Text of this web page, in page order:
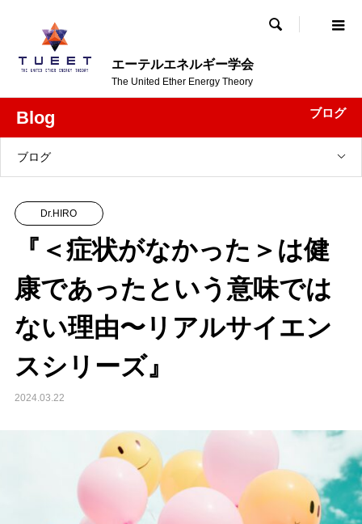
エーテルエネルギー学会
The United Ether Energy Theory

Blog ブログ
ブログ
Dr.HIRO
『＜症状がなかった＞は健
康であったという意味では
ない理由〜リアルサイエン
スシリーズ』
2024.03.22